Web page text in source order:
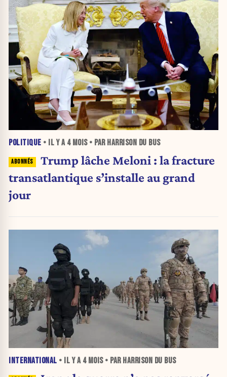
POLITIQUE • IL Y A 4 MOIS• PAR HARRISON DU BUS
Trump lâche Meloni : la fracture
transatlantique s’installe au grand
jour
INTERNATIONAL • IL Y A 4 MOIS• PAR HARRISON DU BUS